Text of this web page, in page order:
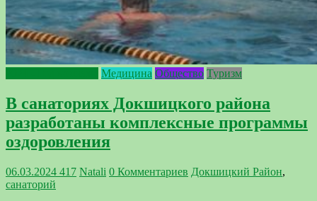
Медицина Общество Туризм
В санаториях Докшицкого района
разработаны комплексные программы
оздоровления
06.03.2024 417 Natali 0 Комментариев Докшицкий Район,
санаторий